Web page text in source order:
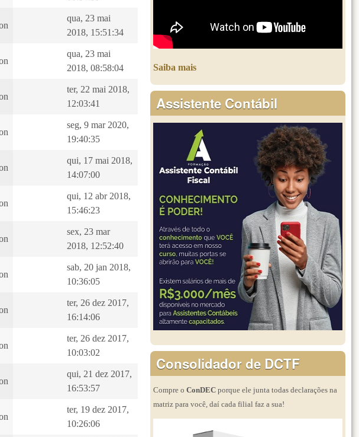
qua, 23 mai
2018, 15:51:34
qua, 23 mai
2018, 08:58:04
ter, 22 mai 2018,
12:03:41
seg, 9 mar 2020,
19:40:35
qui, 17 mai 2018,
14:07:00
qui, 12 abr 2018,
15:46:23
sex, 23 mar
2018, 12:52:40
sab, 20 jan 2018,
10:36:05
ter, 26 dez 2017,
16:14:06
ter, 26 dez 2017,
10:03:02
qui, 21 dez 2017,
16:53:57
ter, 19 dez 2017,
10:26:06
Saiba mais
Assistente Contábil
Consolidador de DCTF
Compre o ConDEC porque ele junta todas declarações na
matriz para você, daí cada filial faz a sua!